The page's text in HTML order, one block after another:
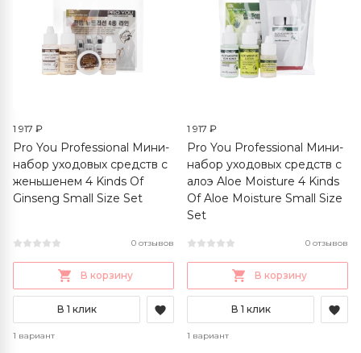
1 917 ₽
Pro You Professional Мини-
набор уходовых средств с
женьшенем 4 Kinds Of
Ginseng Small Size Set
0 отзывов
В корзину
В 1 клик
1 вариант
1 917 ₽
Pro You Professional Мини-
набор уходовых средств с
алоэ Aloe Moisture 4 Kinds
Of Aloe Moisture Small Size
Set
0 отзывов
В корзину
В 1 клик
1 вариант